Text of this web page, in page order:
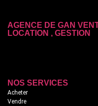
AGENCE DE LESCAR
VENTE LOCATION
NOS SERVICES
Acheter
Vendre